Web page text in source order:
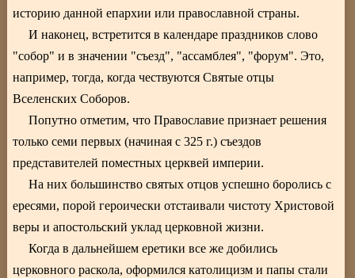
историю данной епархии или православной страны.
И наконец, встретится в календаре праздников слово
"собор" и в значении "съезд", "ассамблея", "форум". Это,
например, тогда, когда чествуются Святые отцы
Вселенских Соборов.
Попутно отметим, что Православие признает решения
только семи первых (начиная с 325 г.) съездов
представителей поместных церквей империи.
На них большинство святых отцов успешно боролись с
ересями, порой героически отстаивали чистоту Христовой
веры и апостольский уклад церковной жизни.
Когда в дальнейшем еретики все же добились
церковного раскола, оформился католицизм и папы стали